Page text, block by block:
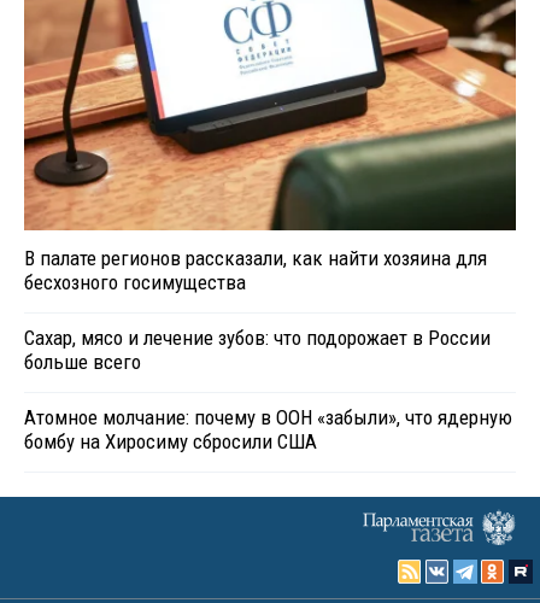
В палате регионов рассказали, как найти хозяина для
бесхозного госимущества
Сахар, мясо и лечение зубов: что подорожает в России
больше всего
Атомное молчание: почему в ООН «забыли», что ядерную
бомбу на Хиросиму сбросили США